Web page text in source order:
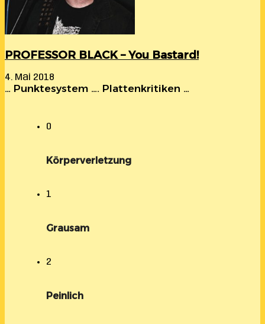
PROFESSOR BLACK – You Bastard!
4. Mai 2018
… Punktesystem …. Plattenkritiken …
0
Körperverletzung
1
Grausam
2
Peinlich